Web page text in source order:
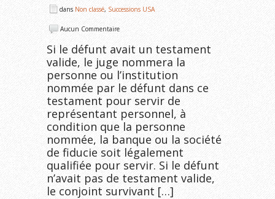
dans Non classé, Successions USA
Aucun Commentaire
Si le défunt avait un testament
valide, le juge nommera la
personne ou l’institution
nommée par le défunt dans ce
testament pour servir de
représentant personnel, à
condition que la personne
nommée, la banque ou la société
de fiducie soit légalement
qualifiée pour servir. Si le défunt
n’avait pas de testament valide,
le conjoint survivant […]